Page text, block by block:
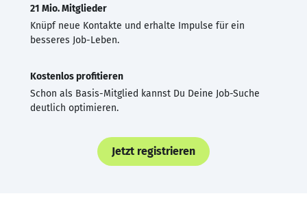
21 Mio. Mitglieder
Knüpf neue Kontakte und erhalte Impulse für ein
besseres Job-Leben.
Kostenlos profitieren
Schon als Basis-Mitglied kannst Du Deine Job-Suche
deutlich optimieren.
Jetzt registrieren